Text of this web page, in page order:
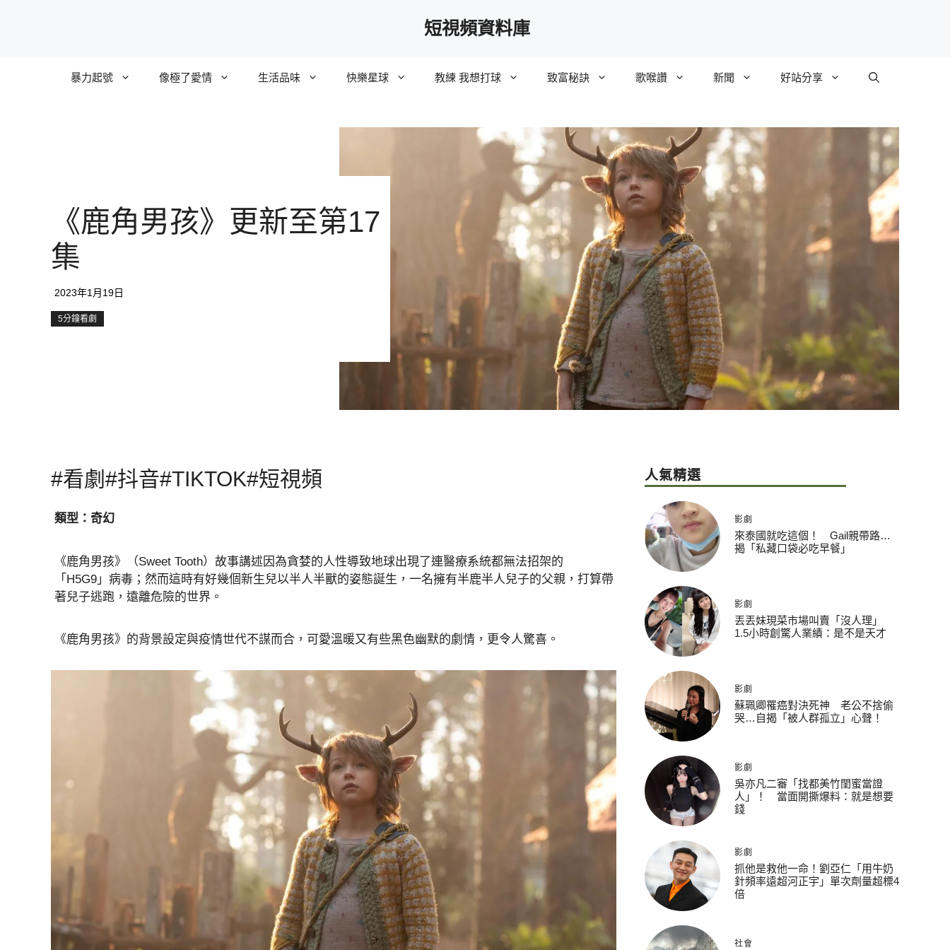
短視頻資料庫
暴力起號 像極了愛情 生活品味 快樂星球 教練 我想打球 致富秘訣 歌喉讚 新聞 好站分享
《鹿角男孩》更新至第17
集
2023年1月19日
5分鐘看劇
#看劇#抖音#TIKTOK#短視頻
類型：奇幻
《鹿角男孩》（Sweet Tooth）故事講述因為貪婪的人性導致地球出現了連醫療系統都無法招架的
「H5G9」病毒；然而這時有好幾個新生兒以半人半獸的姿態誕生，一名擁有半鹿半人兒子的父親，打算帶
著兒子逃跑，遠離危險的世界。
《鹿角男孩》的背景設定與疫情世代不謀而合，可愛溫暖又有些黑色幽默的劇情，更令人驚喜。
人氣精選
影劇
來泰國就吃這個！ Gail親帶路…
揭「私藏口袋必吃早餐」
影劇
丟丟妹現菜市場叫賣「沒人理」
1.5小時創驚人業績：是不是天才
影劇
蘇珮卿罹癌對決死神 老公不捨偷
哭…自揭「被人群孤立」心聲！
影劇
吳亦凡二審「找都美竹閨蜜當證
人」！ 當面開撕爆料：就是想要
錢
影劇
抓他是救他一命！劉亞仁「用牛奶
針頻率遠超河正宇」單次劑量超標4
倍
社會